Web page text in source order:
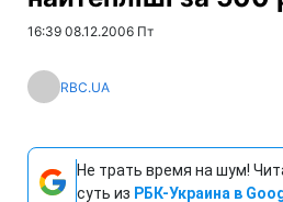
16:39 08.12.2006 Пт
RBC.UA
Не трать время на шум!
суть из РБК-Украина в